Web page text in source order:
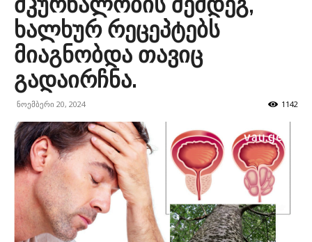
ხალხურ რეცეპტებს
მიაგნობდა თავიც
გადაირჩნა.
ნოემბერი 20, 2024 1142